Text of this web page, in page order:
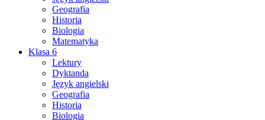
Geografia
Historia
Biologia
Matematyka
Klasa 6
Lektury
Dyktanda
Język angielski
Geografia
Historia
Biologia